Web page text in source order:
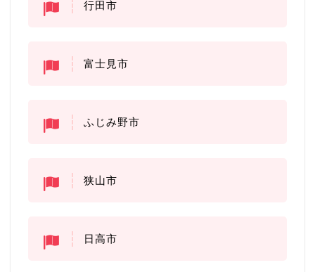
行田市
富士見市
ふじみ野市
狭山市
日高市